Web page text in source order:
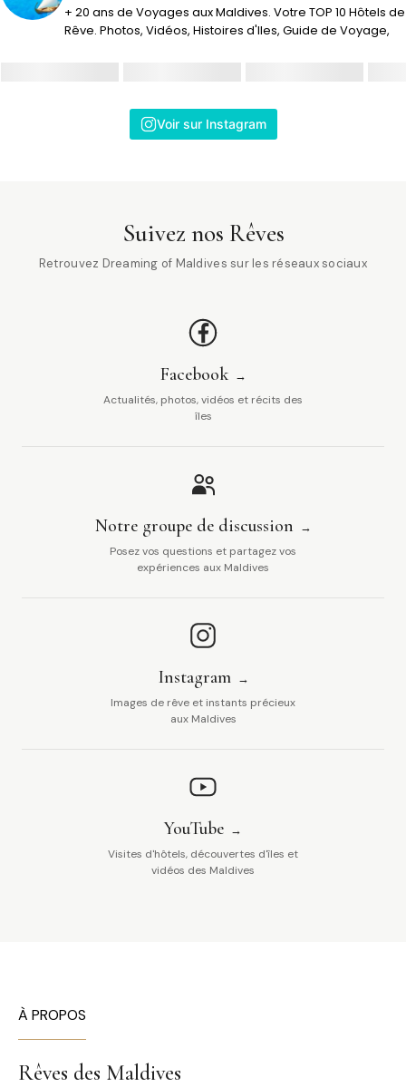
+ 20 ans de Voyages aux Maldives. Votre TOP 10 Hôtels de
Rêve. Photos, Vidéos, Histoires d'Iles, Guide de Voyage,
Voir sur Instagram
Suivez nos Rêves
Retrouvez Dreaming of Maldives sur les réseaux sociaux
Facebook
Actualités, photos, vidéos et récits des
îles
Notre groupe de discussion
Posez vos questions et partagez vos
expériences aux Maldives
Instagram
Images de rêve et instants précieux
aux Maldives
YouTube
Visites d'hôtels, découvertes d'îles et
vidéos des Maldives
À PROPOS
Rêves des Maldives